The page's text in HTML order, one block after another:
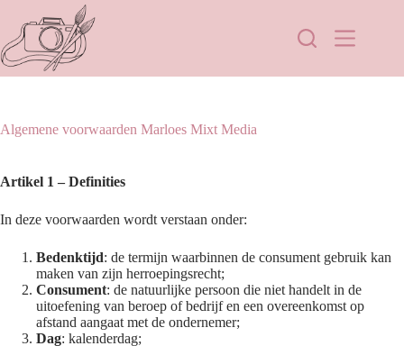
Algemene voorwaarden Marloes Mixt Media
Artikel 1 – Definities
In deze voorwaarden wordt verstaan onder:
Bedenktijd: de termijn waarbinnen de consument gebruik kan
maken van zijn herroepingsrecht;
Consument: de natuurlijke persoon die niet handelt in de
uitoefening van beroep of bedrijf en een overeenkomst op
afstand aangaat met de ondernemer;
Dag: kalenderdag;